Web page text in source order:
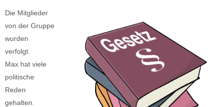
Die Mitglieder
von der Gruppe
wurden
verfolgt.
Max hat viele
politische
Reden
gehalten.